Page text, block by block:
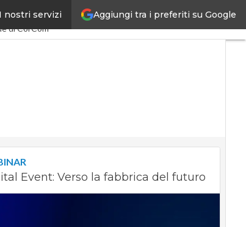
Aggiungi tra i preferiti su Google
I nostri servizi
PA Digitale
di CorCom
Event: Verso la fabbrica del futuro